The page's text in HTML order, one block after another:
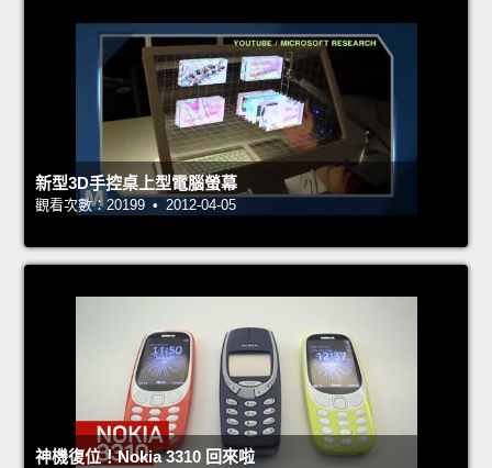
新型3D手控桌上型電腦螢幕
觀看次數：20199 • 2012-04-05
神機復位！Nokia 3310 回來啦